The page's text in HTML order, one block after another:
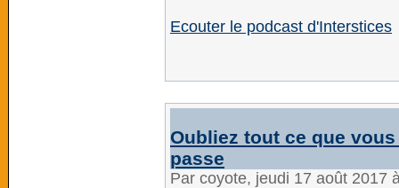
Ecouter le podcast d'Interstices
Oubliez tout ce que
passe
Par coyote, jeudi 17 août 2017